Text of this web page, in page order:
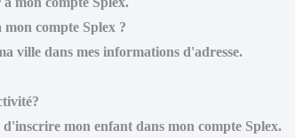
compte Splex ?
ville dans mes informations d'adresse.
mon enfant dans mon compte Splex.